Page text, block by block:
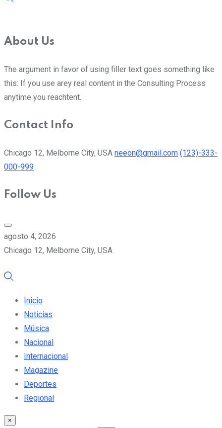
About Us
The argument in favor of using filler text goes something like
this: If you use arey real content in the Consulting Process
anytime you reachtent.
Contact Info
Chicago 12, Melborne City, USA neeon@gmail.com (123)-333-
000-999
Follow Us
agosto 4, 2026
Chicago 12, Melborne City, USA
Inicio
Noticias
Música
Nacional
Internacional
Magazine
Deportes
Regional
×